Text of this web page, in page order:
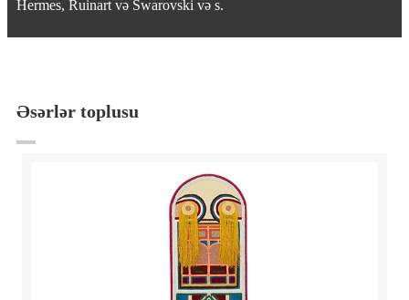
Hermes, Ruinart və Swarovski və s.
Əsərlər toplusu